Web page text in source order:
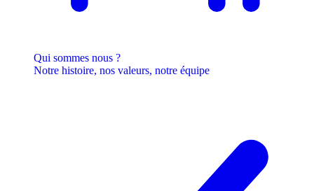
Qui sommes nous ?
Notre histoire, nos valeurs, notre équipe